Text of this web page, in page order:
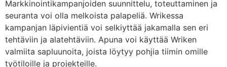
Markkinointikampanjoiden suunnittelu, toteuttaminen ja
seuranta voi olla melkoista palapeliä. Wrikessa
kampanjan läpivientiä voi selkiyttää jakamalla sen eri
tehtäviin ja alatehtäviin. Apuna voi käyttää Wriken
valmiita sapluunoita, joista löytyy pohjia tiimin omille
työtiloille ja projekteille.